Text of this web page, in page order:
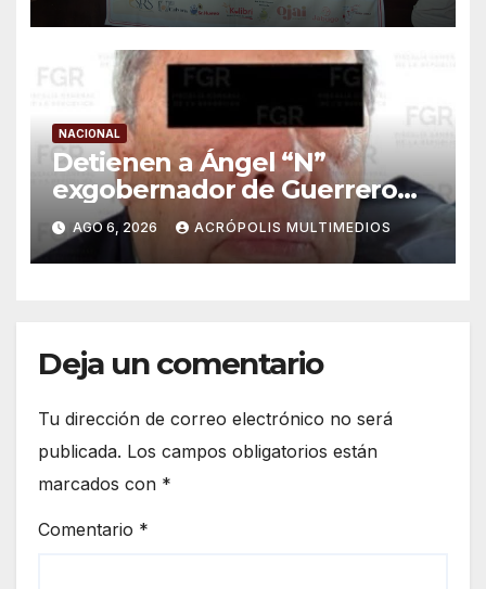
NACIONAL
Detienen a Ángel “N”
exgobernador de Guerrero
por caso Ayotzinapa
AGO 6, 2026 ACRÓPOLIS MULTIMEDIOS
Deja un comentario
Tu dirección de correo electrónico no será
publicada. Los campos obligatorios están
marcados con *
Comentario *